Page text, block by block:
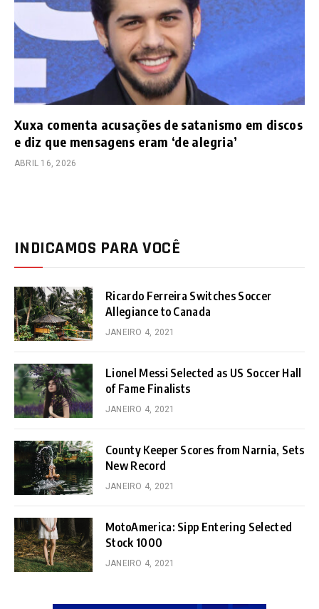
Xuxa comenta acusações de satanismo em discos
e diz que mensagens eram ‘de alegria’
ABRIL 16, 2026
INDICAMOS PARA VOCÊ
Ricardo Ferreira Switches Soccer
Allegiance to Canada
JANEIRO 4, 2021
Lionel Messi Selected as US Soccer Hall
of Fame Finalists
JANEIRO 4, 2021
County Keeper Scores from Narnia, Sets
New Record
JANEIRO 4, 2021
MotoAmerica: Sipp Entering Selected
Stock 1000
JANEIRO 4, 2021